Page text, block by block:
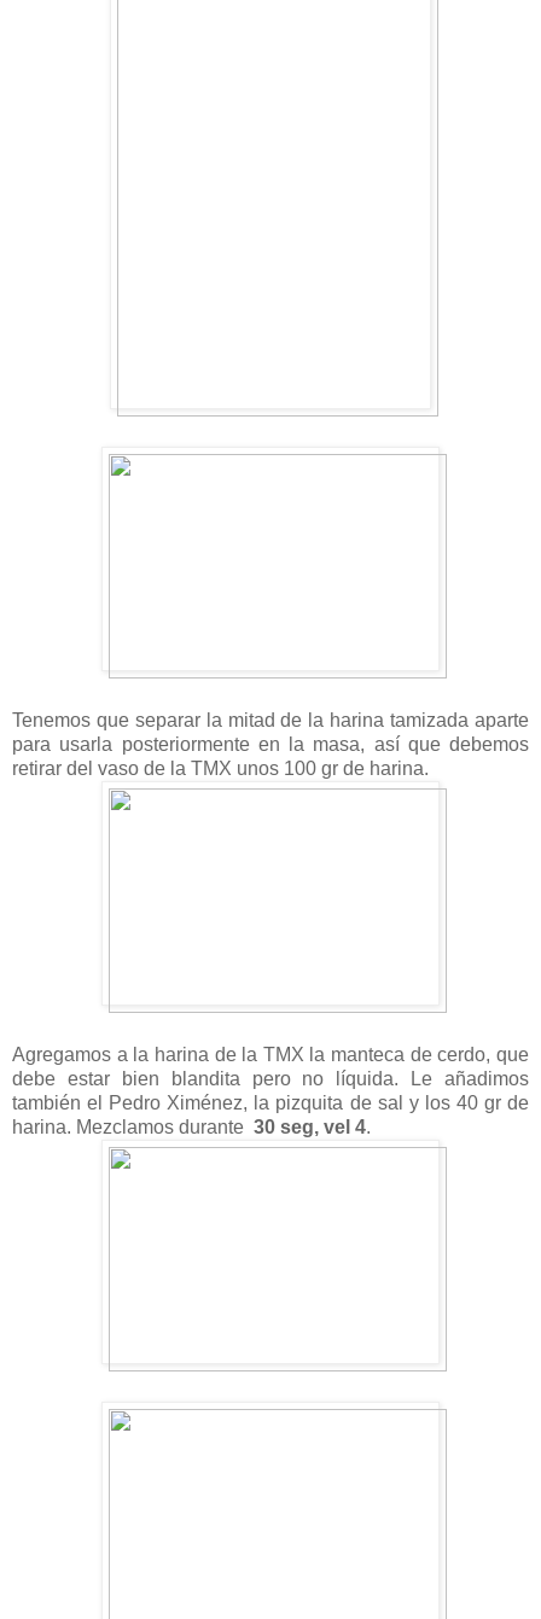
Tenemos que separar la mitad de la harina tamizada aparte
para usarla posteriormente en la masa, así que debemos
retirar del vaso de la TMX unos 100 gr de harina.
Agregamos a la harina de la TMX la manteca de cerdo, que
debe estar bien blandita pero no líquida. Le añadimos
también el Pedro Ximénez, la pizquita de sal y los 40 gr de
harina. Mezclamos durante 30 seg, vel 4.